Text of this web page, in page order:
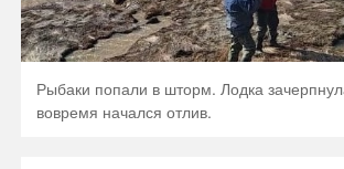
Рыбаки попали в шторм. Лодка
вовремя начался отлив.